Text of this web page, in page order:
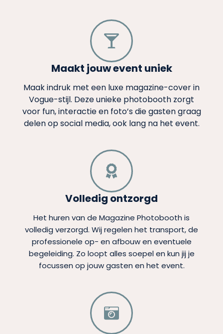
Maakt jouw event uniek
Maak indruk met een luxe magazine-cover in
Vogue-stijl. Deze unieke photobooth zorgt
voor fun, interactie en foto’s die gasten graag
delen op social media, ook lang na het event.
Volledig ontzorgd
Het huren van de Magazine Photobooth is
volledig verzorgd. Wij regelen het transport, de
professionele op- en afbouw en eventuele
begeleiding. Zo loopt alles soepel en kun jij je
focussen op jouw gasten en het event.